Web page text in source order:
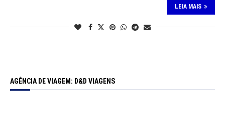
LEIA MAIS
AGÊNCIA DE VIAGEM: D&D VIAGENS